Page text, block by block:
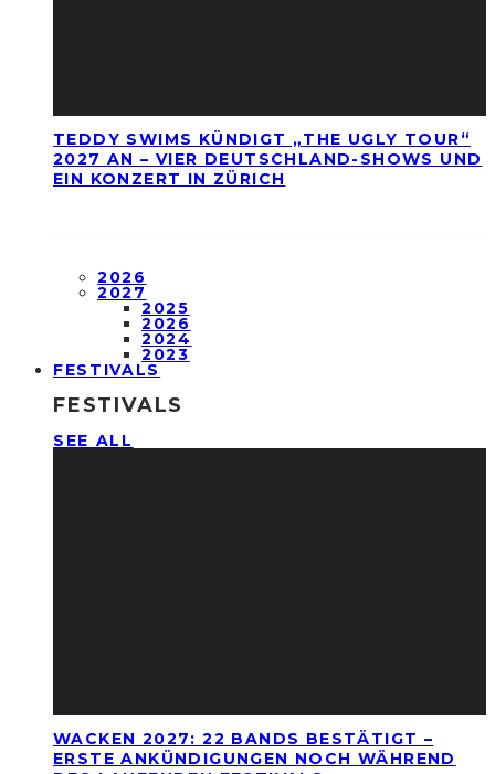
TEDDY SWIMS KÜNDIGT „THE UGLY TOUR“
2027 AN – VIER DEUTSCHLAND-SHOWS UND
EIN KONZERT IN ZÜRICH
2026
2027
2025
2026
2024
2023
FESTIVALS
FESTIVALS
SEE ALL
WACKEN 2027: 22 BANDS BESTÄTIGT –
ERSTE ANKÜNDIGUNGEN NOCH WÄHREND